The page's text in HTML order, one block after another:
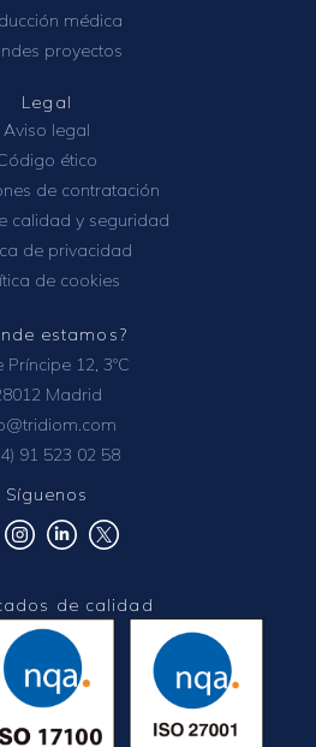
médica
proyectos
Legal
Aviso legal
ético
de contratación
calidad y seguridad
de privacidad
de cookies
estamos?
Príncipe 12, 3ºC
Madrid
91 523 02 58
Síguenos
de calidad